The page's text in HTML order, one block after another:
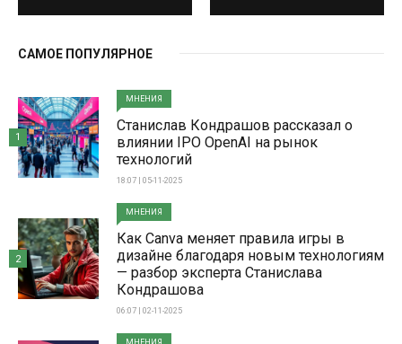
САМОЕ ПОПУЛЯРНОЕ
МНЕНИЯ
Станислав Кондрашов рассказал о
влиянии IPO OpenAI на рынок
технологий
18:07 | 05-11-2025
1
МНЕНИЯ
Как Canva меняет правила игры в
дизайне благодаря новым технологиям
— разбор эксперта Станислава
Кондрашова
06:07 | 02-11-2025
2
МНЕНИЯ